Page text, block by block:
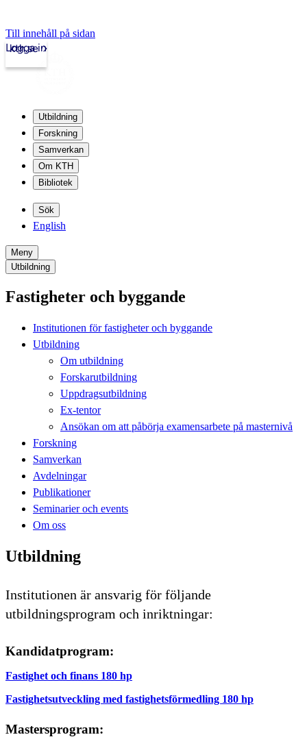
Till innehåll på sidan
kth.se
Logga in
Utbildning
Forskning
Samverkan
Om KTH
Bibliotek
Sök
English
Meny
Utbildning
Fastigheter och byggande
Institutionen för fastigheter och byggande
Utbildning
Om utbildning
Forskarutbildning
Uppdragsutbildning
Ex-tentor
Ansökan om att påbörja examensarbete på masternivå
Forskning
Samverkan
Avdelningar
Publikationer
Seminarier och events
Om oss
Utbildning
Institutionen är ansvarig för följande
utbildningsprogram och inriktningar:
Kandidatprogram:
Fastighet och finans 180 hp
Fastighetsutveckling med fastighetsförmedling 180 hp
Mastersprogram: